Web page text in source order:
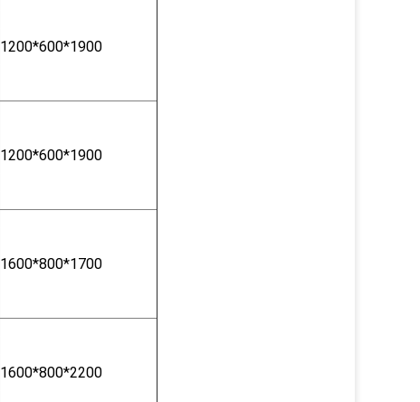
1200*600*1900
1200*600*1900
1600*800*1700
1600*800*2200